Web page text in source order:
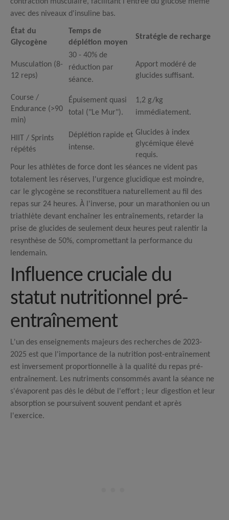
avec des niveaux d'insuline bas.
État du
Glycogène
Temps de
déplétion moyen
Stratégie de recharge
Musculation (8-
12 reps)
30 - 40% de
réduction par
séance.
Apport modéré de
glucides suffisant.
Course /
Endurance (>90
min)
Épuisement quasi
total ("Le Mur").
1,2 g/kg
immédiatement.
HIIT / Sprints
répétés
Déplétion rapide et
intense.
Glucides à index
glycémique élevé
requis.
Pour les athlètes de force dont les séances ne vident pas
totalement les réserves, l'urgence glucidique est moindre,
car le glycogène se reconstituera naturellement au fil des
repas sur 24 heures. À l'inverse, pour un marathonien ou un
triathlète devant enchaîner les entraînements, retarder la
prise de glucides de seulement deux heures peut ralentir la
resynthèse de 50%, compromettant la performance du
lendemain.
Influence cruciale du
statut nutritionnel pré-
entraînement
L'un des enseignements majeurs des recherches de 2023-
2025 est que l'importance de la nutrition post-entraînement
est inversement proportionnelle à la qualité du repas pré-
entraînement. Les nutriments consommés avant la séance ne
s'évaporent pas dès le début de l'effort ; leur digestion et leur
absorption se poursuivent souvent pendant et après
l'exercice.